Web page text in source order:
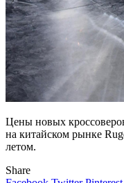
Цены новых
на китайском рынке
летом.
Share